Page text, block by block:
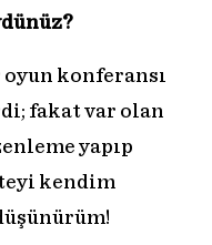
konferansı
fakat var olan
yapıp
kendim